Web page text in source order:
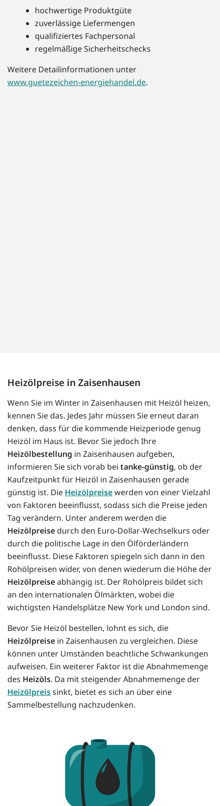
hochwertige Produktgüte
zuverlässige Liefermengen
qualifiziertes Fachpersonal
regelmäßige Sicherheitschecks
Weitere Detailinformationen unter
www.guetezeichen-energiehandel.de.
Heizölpreise in Zaisenhausen
Wenn Sie im Winter in Zaisenhausen mit Heizöl heizen,
kennen Sie das. Jedes Jahr müssen Sie erneut daran
denken, dass für die kommende Heizperiode genug
Heizöl im Haus ist. Bevor Sie jedoch Ihre
Heizölbestellung in Zaisenhausen aufgeben,
informieren Sie sich vorab bei tanke-günstig, ob der
Kaufzeitpunkt für Heizöl in Zaisenhausen gerade
günstig ist. Die Heizölpreisewerden von einer Vielzahl
von Faktoren beeinflusst, sodass sich die Preise jeden
Tag verändern. Unter anderem werden die
Heizölpreise durch den Euro-Dollar-Wechselkurs oder
durch die politische Lage in den Ölförderländern
beeinflusst. Diese Faktoren spiegeln sich dann in den
Rohölpreisen wider, von denen wiederum die Höhe der
Heizölpreiseabhängig ist. Der Rohölpreis bildet sich
an den internationalen Ölmärkten, wobei die
wichtigsten Handelsplätze New York und London sind.
Bevor Sie Heizöl bestellen, lohnt es sich, die
Heizölpreise in Zaisenhausen zu vergleichen. Diese
können unter Umständen beachtliche Schwankungen
aufweisen. Ein weiterer Faktor ist die Abnahmemenge
des Heizöls. Da mit steigender Abnahmemenge der
Heizölpreissinkt, bietet es sich an über eine
Sammelbestellung nachzudenken.